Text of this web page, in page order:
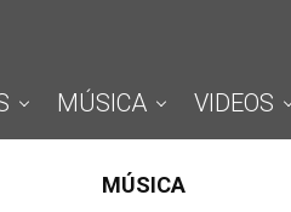
MÚSICA VIDEOS
MÚSICA